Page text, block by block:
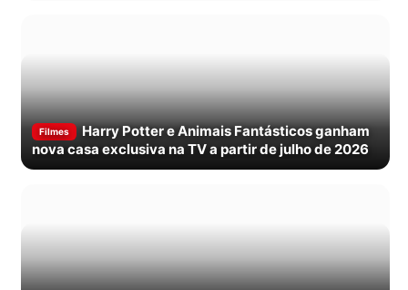
Filmes
Harry Potter e Animais Fantásticos ganham
nova casa exclusiva na TV a partir de julho de 2026